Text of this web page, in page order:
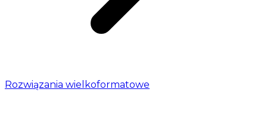
Rozwiązania wielkoformatowe